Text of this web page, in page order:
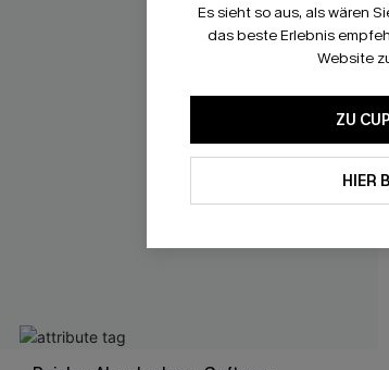
Es sieht so aus, als wären
das beste Erlebnis
Website
ZU
HIER